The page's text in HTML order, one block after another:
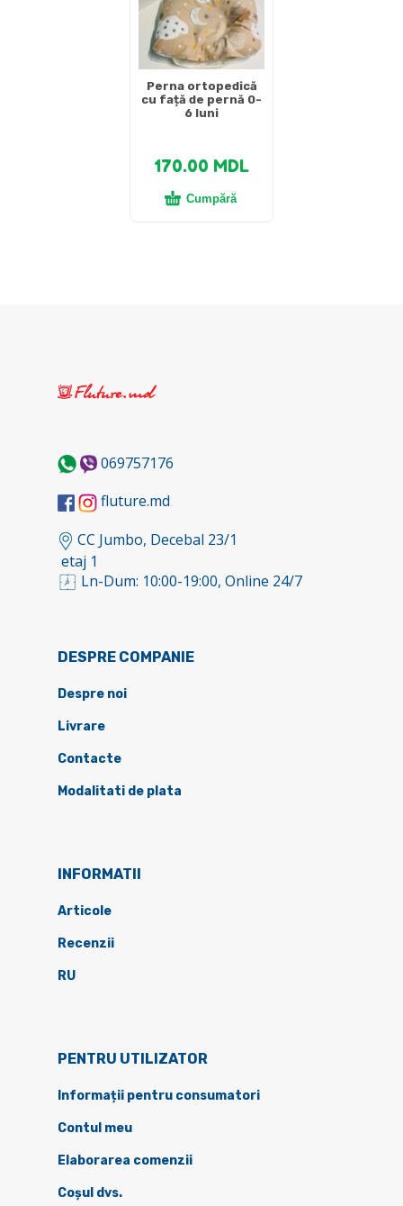
Perna ortopedică
cu față de pernă 0-
6 luni
170.00 MDL
Cumpără
069757176
fluture.md
CC Jumbo, Decebal 23/1
etaj 1
Ln-Dum: 10:00-19:00, Online 24/7
DESPRE COMPANIE
Despre noi
Livrare
Contacte
Modalitati de plata
INFORMATII
Articole
Recenzii
RU
PENTRU UTILIZATOR
Informații pentru consumatori
Contul meu
Elaborarea comenzii
Coșul dvs.